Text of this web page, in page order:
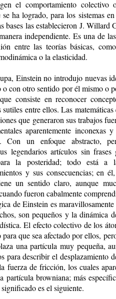
el comportamiento colectivo
ha logrado, para los sistemas
bases las establecieron J.
independiente. Es una de
entre las teorías básicas,
o la elasticidad.
Einstein no introdujo nuevas
con otro sentido por él mismo o
consiste en reconocer
entre ellos. Las
que generaron sus trabajos
aparentemente inconexas
Con un enfoque abstracto,
legendarios artículos sin frases
la posteridad; todo está
y sus consecuencias; en
un sentido claro, aunque
fueron cabalmente
de Einstein es
son pequeños y la dinámica
El efecto colectivo de los
que sea afectado por ellos,
una partícula muy pequeña,
para describir el desplazamiento
fuerza de fricción, los cuales
browniana; más
es el siguiente.